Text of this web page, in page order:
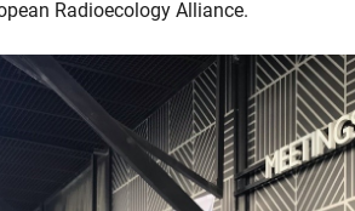
Radioecology Alliance.